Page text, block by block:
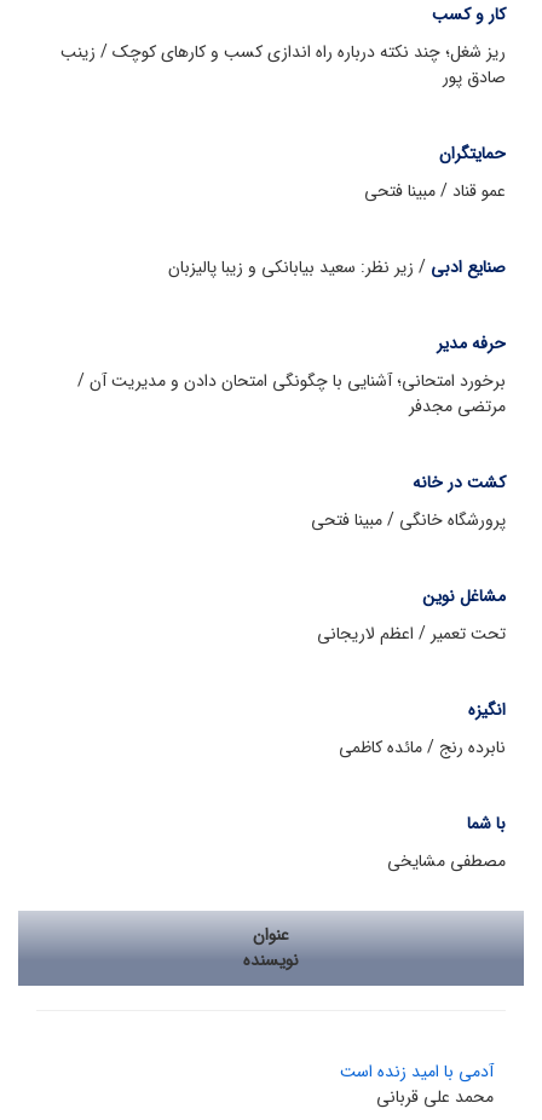
کار و کسب
ریز شغل؛ چند نکته درباره راه اندازی کسب و کارهای کوچک / زینب
صادق پور
حمایتگران
عمو قناد / مبینا فتحی
صنایع ادبی / زیر نظر: سعید بیابانکی و زیبا پالیزبان
حرفه مدیر
برخورد امتحانی؛ آشنایی با چگونگی امتحان دادن و مدیریت آن /
مرتضی مجدفر
کشت در خانه
پرورشگاه خانگی / مبینا فتحی
مشاغل نوین
تحت تعمیر / اعظم لاریجانی
انگیزه
نابرده رنج / مائده کاظمی
با شما
مصطفی مشایخی
عنوان
نویسنده
آدمى با امید زنده است
محمد علی قربانی